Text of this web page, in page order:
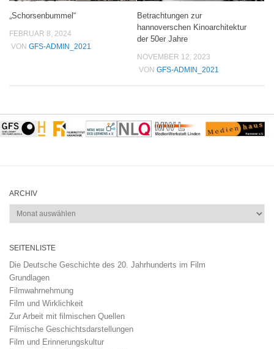
„Schorsenbummel“
FEBRUAR 8, 2024
VON GFS-ADMIN_2021
Betrachtungen zur
hannoverschen Kinoarchitektur
der 50er Jahre
NOVEMBER 12, 2023
VON GFS-ADMIN_2021
ARCHIV
Archiv
SEITENLISTE
Die Deutsche Geschichte des 20. Jahrhunderts im Film
Grundlagen
Filmwahrnehmung
Film und Wirklichkeit
Zur Arbeit mit filmischen Quellen
Filmische Geschichtsdarstellungen
Film und Erinnerungskultur